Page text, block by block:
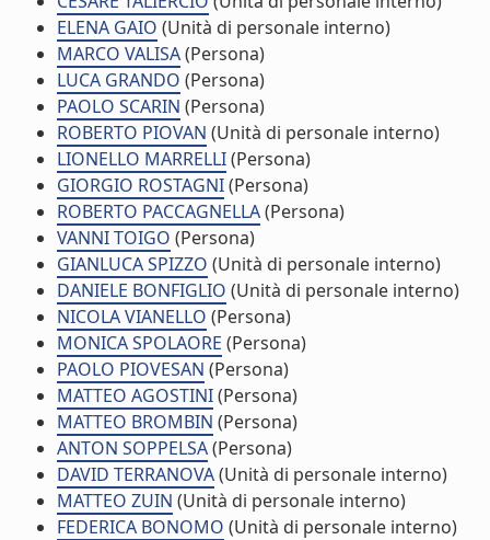
ELENA GAIO (Unità di personale interno)
MARCO VALISA(Persona)
LUCA GRANDO (Persona)
PAOLO SCARIN (Persona)
ROBERTO PIOVAN (Unità di personale interno)
LIONELLO MARRELLI(Persona)
GIORGIO ROSTAGNI(Persona)
ROBERTO PACCAGNELLA(Persona)
VANNI TOIGO (Persona)
GIANLUCA SPIZZO (Unità di personale interno)
DANIELE BONFIGLIO (Unità di personale interno)
NICOLA VIANELLO (Persona)
MONICA SPOLAORE (Persona)
PAOLO PIOVESAN (Persona)
MATTEO AGOSTINI(Persona)
MATTEO BROMBIN (Persona)
ANTON SOPPELSA(Persona)
DAVID TERRANOVA(Unità di personale interno)
MATTEO ZUIN (Unità di personale interno)
FEDERICA BONOMO (Unità di personale interno)